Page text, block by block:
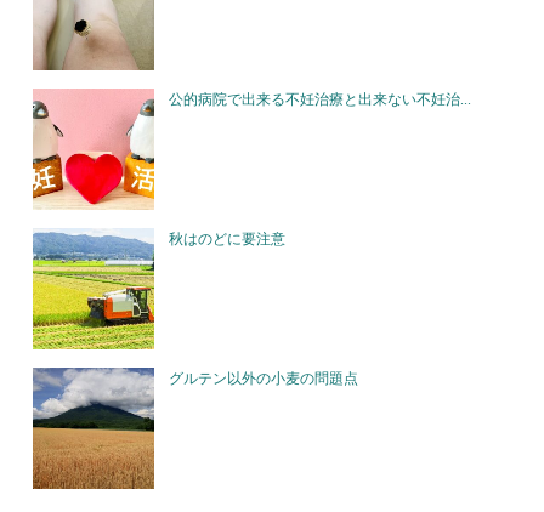
公的病院で出来る不妊治療と出来ない不妊治...
秋はのどに要注意
グルテン以外の小麦の問題点